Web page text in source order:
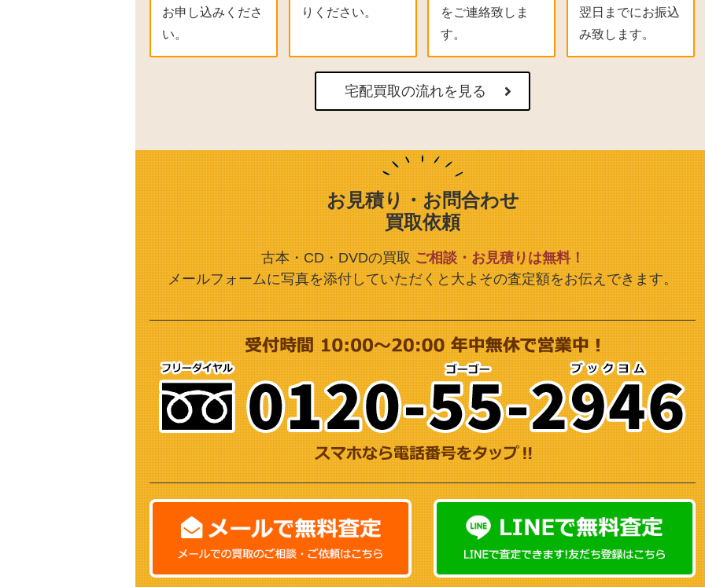
お申し込みくださ
い。
りください。
をご連絡致しま
す。
翌日までにお振込
み致します。
宅配買取の流れを見る
お見積り・お問合わせ
買取依頼
古本・CD・DVDの買取ご相談・お見積りは無料！
メールフォームに写真を添付していただくと大よその査定額をお伝えできます。